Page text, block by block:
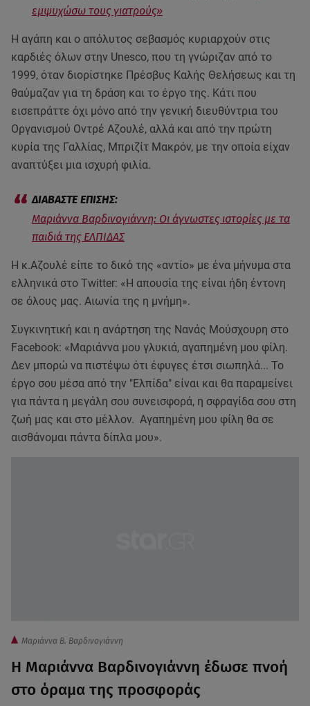
εμψυχώσω τους γιατρούς»
Η αγάπη και ο απόλυτος σεβασμός κυριαρχούν στις
καρδιές όλων στην Unesco, που τη γνώριζαν από το
1999, όταν διορίστηκε Πρέσβυς Καλής Θελήσεως και τη
θαύμαζαν για τη δράση και το έργο της. Κάτι που
εισεπράττε όχι μόνο από την γενική διευθύντρια του
Οργανισμού Οντρέ Αζουλέ, αλλά και από την πρώτη
κυρία της Γαλλίας, Μπριζίτ Μακρόν, με την οποία είχαν
αναπτύξει μια ισχυρή φιλία.
Μαριάννα Βαρδινογιάννη: Οι άγνωστες ιστορίες με τα
παιδιά της ΕΛΠΙΔΑΣ
Η κ.Αζουλέ είπε το δικό της «αντίο» με ένα μήνυμα στα
ελληνικά στο Twitter: «Η απουσία της είναι ήδη έντονη
σε όλους μας. Αιωνία της η μνήμη».
Συγκινητική και η ανάρτηση της Νανάς Μούσχουρη στο
Facebook: «Μαριάννα μου γλυκιά, αγαπημένη μου φίλη.
Δεν μπορώ να πιστέψω ότι έφυγες έτσι σιωπηλά... Το
έργο σου μέσα από την "Ελπίδα" είναι και θα παραμείνει
για πάντα η μεγάλη σου συνεισφορά, η σφραγίδα σου στη
ζωή μας και στο μέλλον. Αγαπημένη μου φίλη θα σε
αισθάνομαι πάντα δίπλα μου».
Μαριάννα Β. Βαρδινογιάννη
Η Μαριάννα Βαρδινογιάννη έδωσε πνοή
στο όραμα της προσφοράς